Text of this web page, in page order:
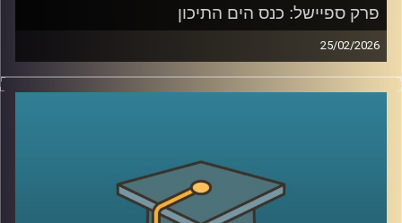
פרק ספיישל: כנס הים התיכון
25/02/2026
הקלטה מתוך השטח, מהכנס השמיני בנושא הים התיכון:
“כלכלה כחולה פורצת גבולות”, שהתקיים באוניברסיטת רייכמן .
כלכלה, ביטחון ושיתופי פעולה אזוריים.
בין מושבים על אנרגיה מתחדשת בים, חקלאות ימית, אצות